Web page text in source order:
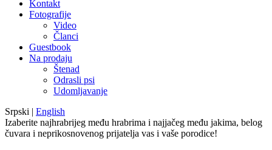
Kontakt
Fotografije
Video
Članci
Guestbook
Na prodaju
Štenad
Odrasli psi
Udomljavanje
Srpski | English
Izaberite najhrabrijeg među hrabrima i najjačeg među jakima, belog
čuvara i neprikosnovenog prijatelja vas i vaše porodice!